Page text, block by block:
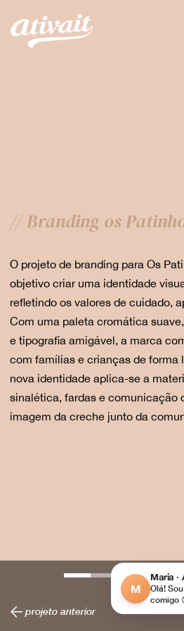
// Branding os
O projeto de branding para Os
objetivo criar uma identidade
refletindo os valores de cuidado,
Com uma paleta cromática
e tipografia amigável, a marca
com famílias e crianças de forma
nova identidade aplica-se a
sinalética, fardas e comunicação
imagem da creche junto da
projeto anterior
M
Maria ·
Olá!
comigo